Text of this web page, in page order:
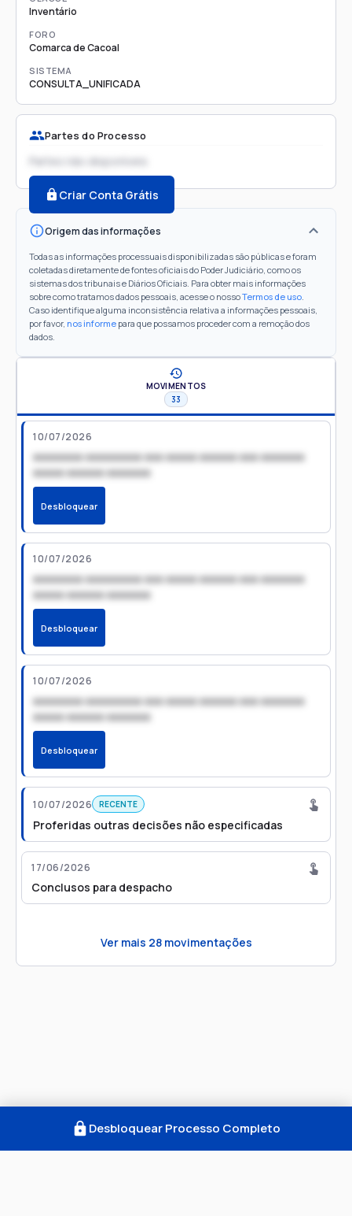
Inventário
FORO
Comarca de Cacoal
SISTEMA
CONSULTA_UNIFICADA
Partes do Processo
Partes não disponíveis
Criar Conta Grátis
Origem das informações
Todas as informações processuais disponibilizadas são públicas e foram
coletadas diretamente de fontes oficiais do Poder Judiciário, como os
sistemas dos tribunais e Diários Oficiais. Para obter mais informações
sobre como tratamos dados pessoais, acesse o nossoTermos de uso.
Caso identifique alguma inconsistência relativa a informações pessoais,
por favor, nos informe para que possamos proceder com a remoção dos
dados.
MOVIMENTOS
33
10/07/2026
xxxxxxxx xxxxxxxxx xxx xxxxx xxxxxx xxx xxxxxxx
xxxxx xxxxxx xxxxxxx
Desbloquear
10/07/2026
xxxxxxxx xxxxxxxxx xxx xxxxx xxxxxx xxx xxxxxxx
xxxxx xxxxxx xxxxxxx
Desbloquear
10/07/2026
xxxxxxxx xxxxxxxxx xxx xxxxx xxxxxx xxx xxxxxxx
xxxxx xxxxxx xxxxxxx
Desbloquear
10/07/2026 RECENTE
Proferidas outras decisões não especificadas
17/06/2026
Conclusos para despacho
Ver mais 28movimentações
Desbloquear Processo Completo